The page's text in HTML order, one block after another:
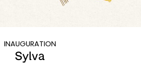
INAUGURATION
Sylva